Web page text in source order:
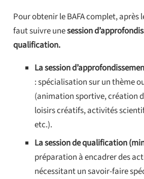
Pour obtenir le BAFA complet, après
faut suivre unesession
qualification.
La session
: spécialisation sur un thème
(animation sportive, création
loisirs créatifs, activités
etc.).
La session de qualification
préparation à encadrer des
nécessitant un savoir-faire